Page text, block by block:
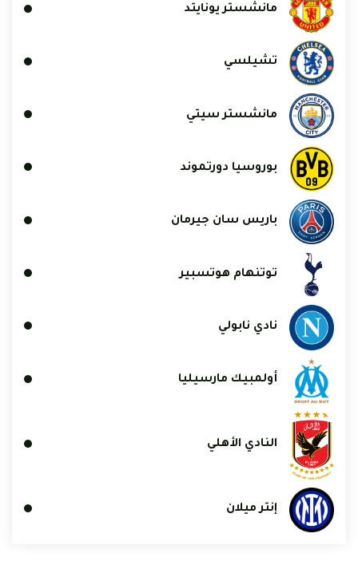
مانشستر يونايتد
تشيلسي
مانشستر سيتي
بوروسيا دورتموند
باريس سان جيرمان
توتنهام هوتسبير
نادي نابولي
أولمبيك مارسيليا
النادي الأهلي
إنتر ميلان